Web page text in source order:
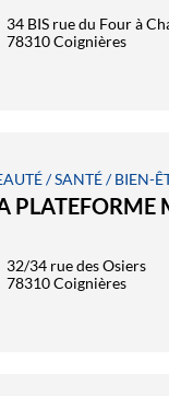
34 BIS rue du Four à
78310 Coignières
/ SANTÉ / BIEN-
PLATEFORME
32/34 rue des Osiers
78310 Coignières